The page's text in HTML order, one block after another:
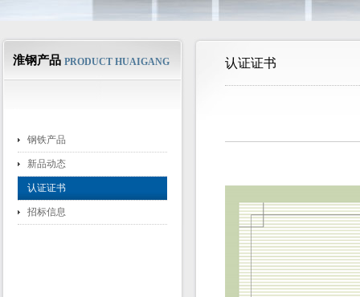
淮钢产品 PRODUCT HUAIGANG
钢铁产品
新品动态
认证证书
招标信息
认证证书